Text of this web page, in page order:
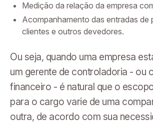
Medição da relação da empresa
Acompanhamento das entradas de
clientes e outros devedores.
Ou seja, quando uma empresa
um gerente de controladoria - ou
financeiro - é natural que o
para o cargo varie de uma
outra, de acordo com sua